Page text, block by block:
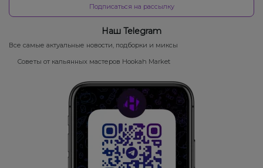
Подписаться на рассылку
Наш Telegram
Все самые актуальные новости, подборки и миксы
Советы от кальянных мастеров Hookah Market